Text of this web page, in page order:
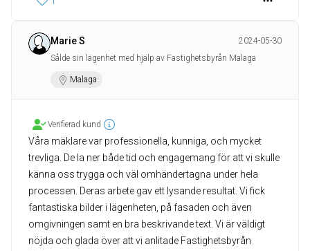
Marie S
2024-05-30
Sålde sin lägenhet med hjälp av Fastighetsbyrån Malaga
Malaga
Verifierad kund
Våra mäklare var professionella, kunniga, och mycket
trevliga. De la ner både tid och engagemang för att vi skulle
känna oss trygga och väl omhändertagna under hela
processen. Deras arbete gav ett lysande resultat. Vi fick
fantastiska bilder i lägenheten, på fasaden och även
omgivningen samt en bra beskrivande text. Vi är väldigt
nöjda och glada över att vi anlitade Fastighetsbyrån